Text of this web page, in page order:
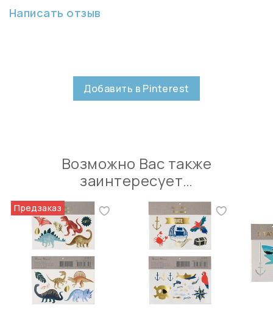
Написать отзыв
Добавить в Pinterest
Возможно Вас также
заинтересует…
Предзаказ